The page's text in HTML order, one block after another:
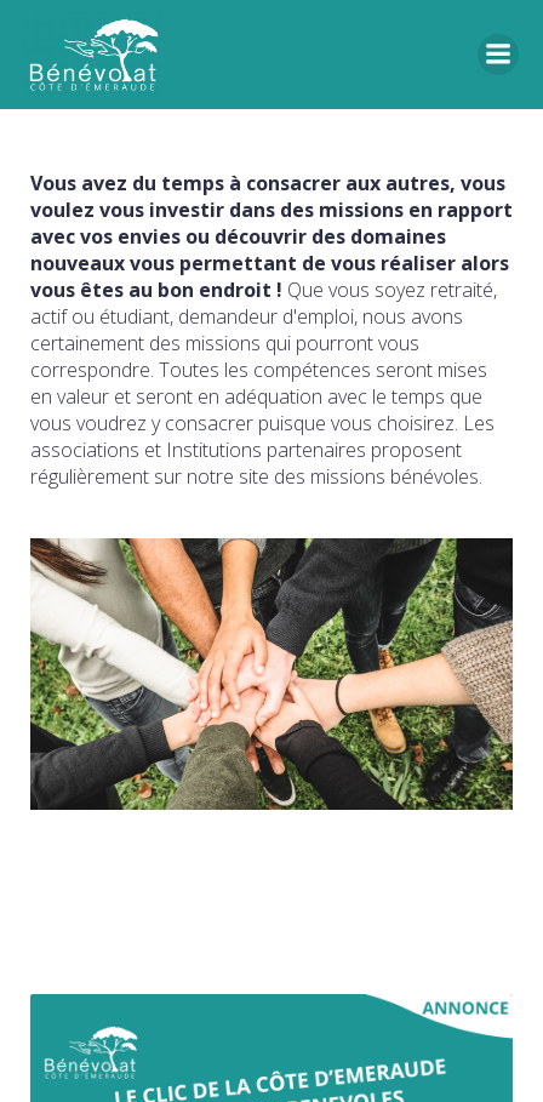
Vous avez du temps à consacrer aux autres, vous
voulez vous investir dans des missions en rapport
avec vos envies ou découvrir des domaines
nouveaux vous permettant de vous réaliser alors
vous êtes au bon endroit ! Que vous soyez retraité,
actif ou étudiant, demandeur d'emploi, nous avons
certainement des missions qui pourront vous
correspondre. Toutes les compétences seront mises
en valeur et seront en adéquation avec le temps que
vous voudrez y consacrer puisque vous choisirez. Les
associations et Institutions partenaires proposent
régulièrement sur notre site des missions bénévoles.